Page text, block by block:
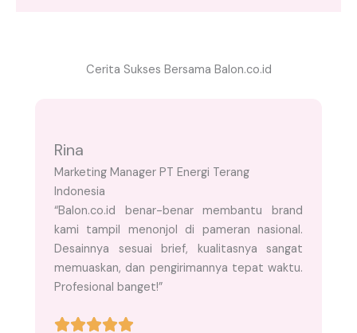
Cerita Sukses Bersama Balon.co.id
Rina
Marketing Manager PT Energi Terang
Indonesia
“Balon.co.id benar-benar membantu brand
kami tampil menonjol di pameran nasional.
Desainnya sesuai brief, kualitasnya sangat
memuaskan, dan pengirimannya tepat waktu.
Profesional banget!”